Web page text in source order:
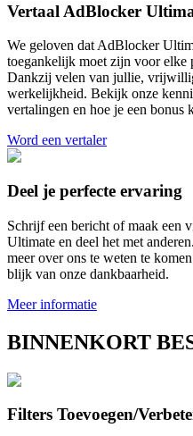
Vertaal AdBlocker
We geloven dat AdBlocker
toegankelijk moet zijn voor elke
Dankzij velen van jullie,
werkelijkheid. Bekijk onze
vertalingen en hoe je een
Word een vertaler
Deel je perfecte ervaring
Schrijf een bericht of maak een
Ultimate en deel het met
meer over ons te weten te
blijk van onze dankbaarheid.
Meer informatie
BINNENKORT
Filters Toevoegen/